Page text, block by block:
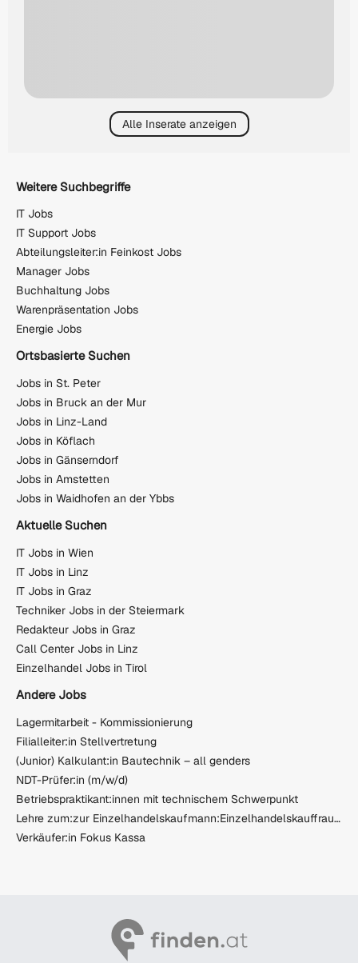
Alle Inserate anzeigen
Weitere Suchbegriffe
IT Jobs
IT Support Jobs
Abteilungsleiter:in Feinkost Jobs
Manager Jobs
Buchhaltung Jobs
Warenpräsentation Jobs
Energie Jobs
Ortsbasierte Suchen
Jobs in St. Peter
Jobs in Bruck an der Mur
Jobs in Linz-Land
Jobs in Köflach
Jobs in Gänserndorf
Jobs in Amstetten
Jobs in Waidhofen an der Ybbs
Aktuelle Suchen
IT Jobs in Wien
IT Jobs in Linz
IT Jobs in Graz
Techniker Jobs in der Steiermark
Redakteur Jobs in Graz
Call Center Jobs in Linz
Einzelhandel Jobs in Tirol
Andere Jobs
Lagermitarbeit - Kommissionierung
Filialleiter:in Stellvertretung
(Junior) Kalkulant:in Bautechnik – all genders
NDT-Prüfer:in (m/w/d)
Betriebspraktikant:innen mit technischem Schwerpunkt
Lehre zum:zur Einzelhandelskaufmann:Einzelhandelskauffrau Schwerpunkt Lebensmittel
Verkäufer:in Fokus Kassa